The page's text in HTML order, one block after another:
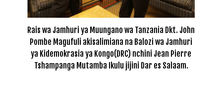
Rais wa Jamhuri ya Muungano wa Tanzania Dkt. John
Pombe Magufuli akisalimiana na Balozi wa Jamhuri
ya Kidemokrasia ya Kongo(DRC) nchini Jean Pierre
Tshampanga Mutamba Ikulu jijini Dar es Salaam.